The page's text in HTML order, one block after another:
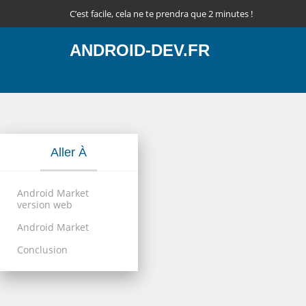
C’est facile, cela ne te prendra que 2 minutes !
ANDROID-DEV.FR
Aller À
Android Market
version web
Android Market
Conclusion